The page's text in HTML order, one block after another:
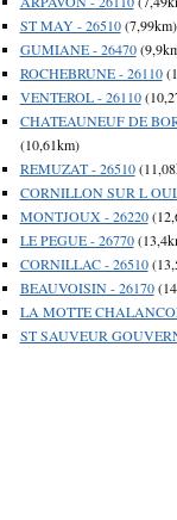
ST MAY - 26510(7,99km)
GUMIANE - 26470
ROCHEBRUNE - 26110
VENTEROL - 26110
CHATEAUNEUF DE
(10,61km)
REMUZAT - 26510
CORNILLON SUR L
MONTJOUX - 26220
LE PEGUE - 26770
CORNILLAC - 26510
BEAUVOISIN - 26170
LA MOTTE
ST SAUVEUR